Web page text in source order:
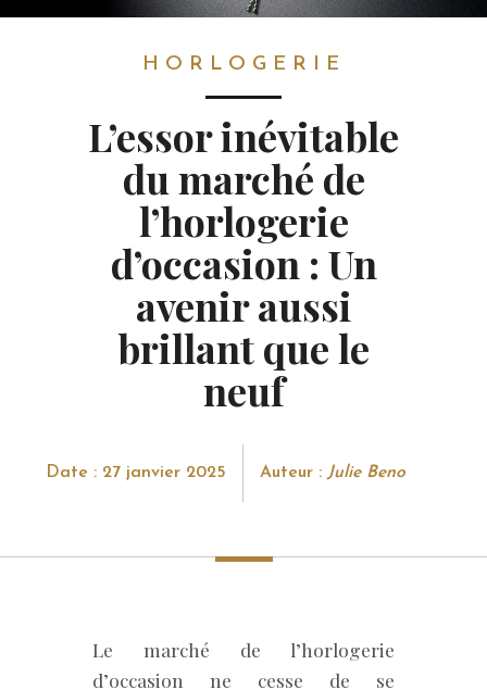
HORLOGERIE
L’essor inévitable
du marché de
l’horlogerie
d’occasion : Un
avenir aussi
brillant que le
neuf
Date : 27 janvier 2025 Auteur : Julie Beno
Le marché de l’horlogerie
d’occasion ne cesse de se